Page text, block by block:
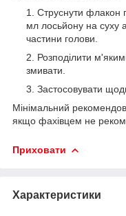
Струснути флакон
мл лосьйону на суху
частини голови.
Розподілити
змивати.
Застосовувати
Мінімальний
якщо фахівцем не
Приховати
Характеристики